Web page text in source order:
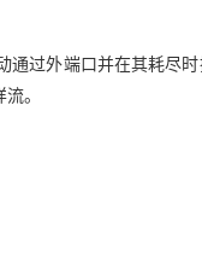
过外端口并在其耗尽
。